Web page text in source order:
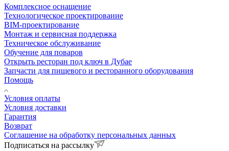
Комплексное оснащение
Технологическое проектирование
BIM-проектирование
Монтаж и сервисная поддержка
Техническое обслуживание
Обучение для поваров
Открыть ресторан под ключ в Дубае
Запчасти для пищевого и ресторанного оборудования
Помощь
Условия оплаты
Условия доставки
Гарантия
Возврат
Соглашение на обработку персональных данных
Подписаться на рассылку